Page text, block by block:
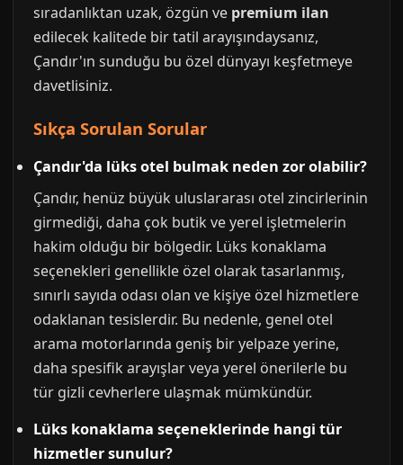
sıradanlıktan uzak, özgün ve premium ilan
edilecek kalitede bir tatil arayışındaysanız,
Çandır'ın sunduğu bu özel dünyayı keşfetmeye
davetlisiniz.
Sıkça Sorulan Sorular
Çandır'da lüks otel bulmak neden zor olabilir?
Çandır, henüz büyük uluslararası otel zincirlerinin
girmediği, daha çok butik ve yerel işletmelerin
hakim olduğu bir bölgedir. Lüks konaklama
seçenekleri genellikle özel olarak tasarlanmış,
sınırlı sayıda odası olan ve kişiye özel hizmetlere
odaklanan tesislerdir. Bu nedenle, genel otel
arama motorlarında geniş bir yelpaze yerine,
daha spesifik arayışlar veya yerel önerilerle bu
tür gizli cevherlere ulaşmak mümkündür.
Lüks konaklama seçeneklerinde hangi tür
hizmetler sunulur?